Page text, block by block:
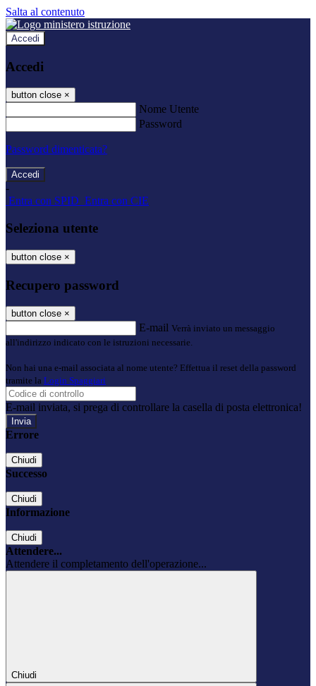
Salta al contenuto
Accedi
Accedi
button close ×
Nome Utente
Password
Password dimenticata?
-
Entra con SPID Entra con CIE
Seleziona utente
button close ×
Recupero password
button close ×
E-mail Verrà inviato un messaggio
all'indirizzo indicato con le istruzioni necessarie.
Non hai una e-mail associata al nome utente? Effettua il reset della password
tramite la Login Spaggiari
E-mail inviata, si prega di controllare la casella di posta elettronica!
Errore
Chiudi
Successo
Chiudi
Informazione
Chiudi
Attendere...
Attendere il completamento dell'operazione...
Chiudi